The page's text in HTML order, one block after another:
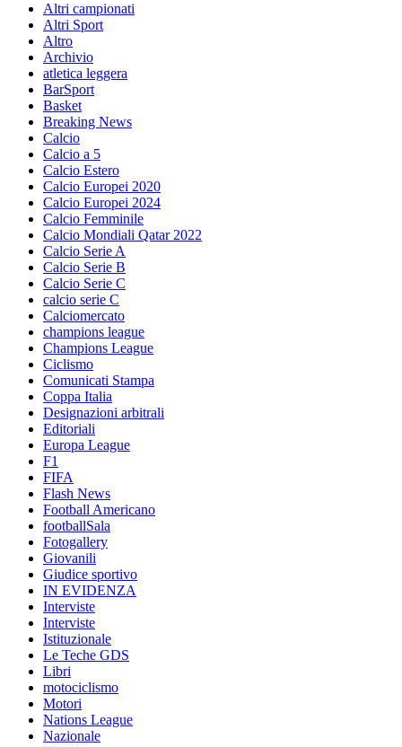
Altri campionati
Altri Sport
Altro
Archivio
atletica leggera
BarSport
Basket
Breaking News
Calcio
Calcio a 5
Calcio Estero
Calcio Europei 2020
Calcio Europei 2024
Calcio Femminile
Calcio Mondiali Qatar 2022
Calcio Serie A
Calcio Serie B
Calcio Serie C
calcio serie C
Calciomercato
champions league
Champions League
Ciclismo
Comunicati Stampa
Coppa Italia
Designazioni arbitrali
Editoriali
Europa League
F1
FIFA
Flash News
Football Americano
footballSala
Fotogallery
Giovanili
Giudice sportivo
IN EVIDENZA
Interviste
Interviste
Istituzionale
Le Teche GDS
Libri
motociclismo
Motori
Nations League
Nazionale